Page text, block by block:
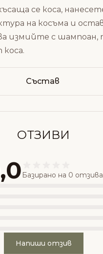
се коса,
на косъма и
измийте с шампоан,
Състав
ОТЗИВИ
Базирано на 0 отзива
Напиши отзив